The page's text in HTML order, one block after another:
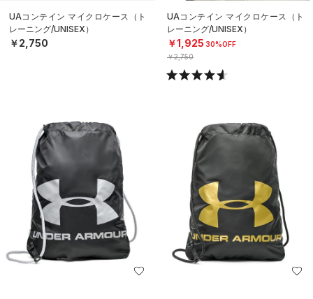
UAコンテイン マイクロケース（ト
レーニング/UNISEX）
￥2,750
UAコンテイン マイクロケース（ト
レーニング/UNISEX）
￥1,925 30%OFF
￥2,750